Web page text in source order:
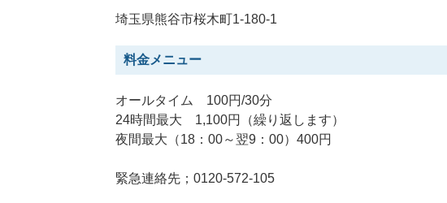
埼玉県熊谷市桜木町1-180-1
料金メニュー
オールタイム 100円/30分
24時間最大 1,100円（繰り返します）
夜間最大（18：00～翌9：00）400円
緊急連絡先；0120-572-105